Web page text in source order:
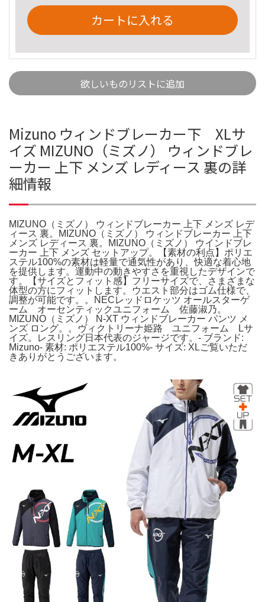
カートに入れる
欲しいものリストに追加
Mizuno ウィンドブレーカー下 XLサ
イズ MIZUNO（ミズノ） ウィンドブレ
ーカー 上下 メンズ レディース 裏の詳
細情報
MIZUNO（ミズノ） ウィンドブレーカー 上下 メンズ レデ
ィース 裏。MIZUNO（ミズノ） ウィンドブレーカー 上下
メンズ レディース 裏。MIZUNO（ミズノ） ウインドブレ
ーカー 上下 メンズ セットアップ。【素材の利点】ポリエ
ステル100%の素材は軽量で通気性があり、快適な着心地
を提供します。運動中の動きやすさを重視したデザインで
す。【サイズとフィット感】フリーサイズで、さまざまな
体型の方にフィットします。ウエスト部分はゴム仕様で、
調整が可能です。。NECレッドロケッツ オールスターゲ
ーム オーセンティックユニフォーム 佐藤淑乃。
MIZUNO（ミズノ） N-XT ウィンドブレーカー パンツ メ
ンズ ロング。。ヴィクトリーナ姫路 ユニフォーム Lサ
イズ。レスリング日本代表のジャージです。- ブランド:
Mizuno- 素材: ポリエステル100%- サイズ: XLご覧いただ
きありがとうございます。